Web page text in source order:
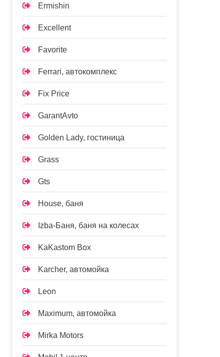
Ermishin
Excellent
Favorite
Ferrari, автокомплекс
Fix Price
GarantAvto
Golden Lady, гостиница
Grass
Gts
House, баня
Izba-Баня, баня на колесах
KaKastom Box
Karcher, автомойка
Leon
Maximum, автомойка
Mirka Motors